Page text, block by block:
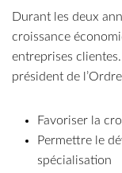
Durant les deux
croissance
entreprises
président de
Favoriser la
Permettre le
spécialisation